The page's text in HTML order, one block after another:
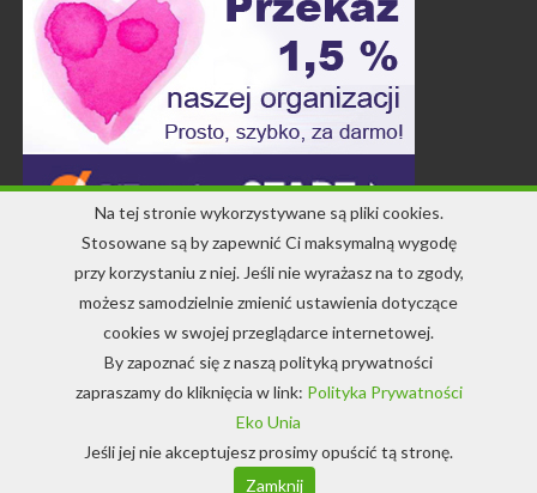
Kontakt
info-ekounia@eko.org.pl
© Copyright 1994-2022 EkoUnia
Na tej stronie wykorzystywane są pliki cookies.
Stosowane są by zapewnić Ci maksymalną wygodę
przy korzystaniu z niej. Jeśli nie wyrażasz na to zgody,
możesz samodzielnie zmienić ustawienia dotyczące
cookies w swojej przeglądarce internetowej.
By zapoznać się z naszą polityką prywatności
zapraszamy do kliknięcia w link: Polityka Prywatności
Eko Unia
Jeśli jej nie akceptujesz prosimy opuścić tą stronę.
Zamknij